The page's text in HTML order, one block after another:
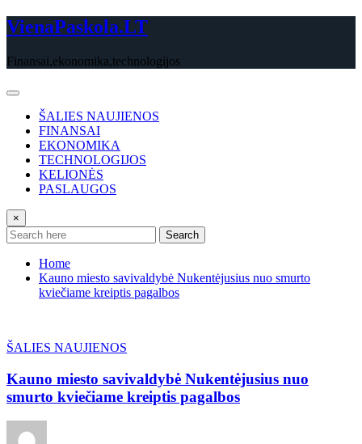
Skip
to
VienaPaskola.LT
Finansai,ekonomika,technologijos
ŠALIES NAUJIENOS
FINANSAI
EKONOMIKA
TECHNOLOGIJOS
KELIONĖS
PASLAUGOS
×
Search
Home
Kauno miesto savivaldybė Nukentėjusius nuo smurto
kviečiame kreiptis pagalbos
ŠALIES NAUJIENOS
Kauno miesto savivaldybė Nukentėjusius nuo
smurto kviečiame kreiptis pagalbos